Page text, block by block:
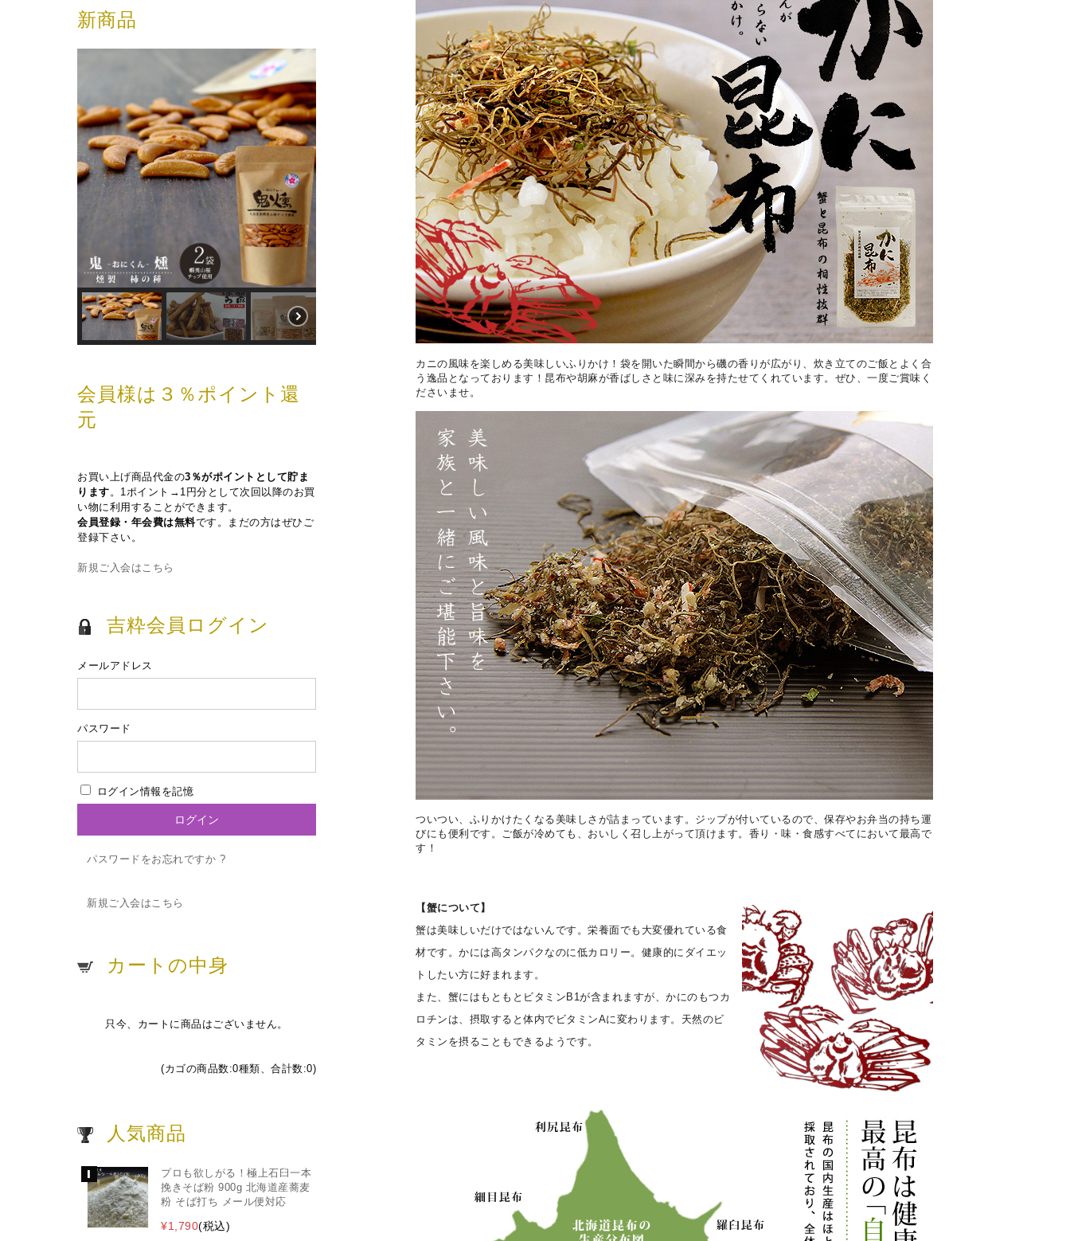
カニの風味を楽しめる美味しいふりかけ！袋を開いた瞬間から磯の香りが広がり、炊き立てのご飯とよく合
う逸品となっております！昆布や胡麻が香ばしさと味に深みを持たせてくれています。ぜひ、一度ご賞味く
ださいませ。
ついつい、ふりかけたくなる美味しさが詰まっています。ジップが付いているので、保存やお弁当の持ち運
びにも便利です。ご飯が冷めても、おいしく召し上がって頂けます。香り・味・食感すべてにおいて最高で
す！
【蟹について】
蟹は美味しいだけではないんです。栄養面でも大変優れている食
材です。かには高タンパクなのに低カロリー。健康的にダイエッ
トしたい方に好まれます。
また、蟹にはもともとビタミンB1が含まれますが、かにのもつカ
ロチンは、摂取すると体内でビタミンAに変わります。天然のビ
タミンを摂ることもできるようです。
新商品
会員様は３％ポイント還
元
お買い上げ商品代金の3％がポイントとして貯ま
ります。1ポイント→1円分として次回以降のお買
い物に利用することができます。
会員登録・年会費は無料です。まだの方はぜひご
登録下さい。
新規ご入会はこちら
吉粋会員ログイン
メールアドレス
パスワード
ログイン情報を記憶
パスワードをお忘れですか ?
新規ご入会はこちら
カートの中身
只今、カートに商品はございません。
(カゴの商品数:0種類、合計数:0)
人気商品
プロも欲しがる！極上石臼一本
挽きそば粉 900g 北海道産蕎麦
粉 そば打ち メール便対応
¥1,790(税込)